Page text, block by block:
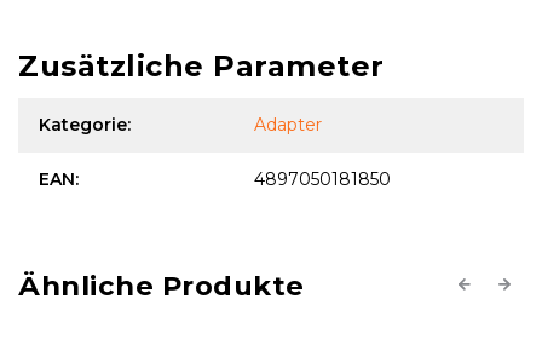
Zusätzliche Parameter
Kategorie: Adapter
EAN: 4897050181850
Previous
Next